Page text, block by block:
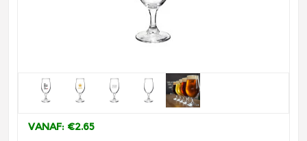
VANAF: €2.65